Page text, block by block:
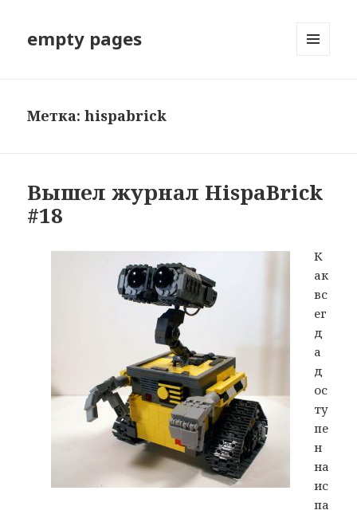
empty pages
Метка: hispabrick
Вышел журнал HispaBrick
#18
К
ак
вс
ег
д
а
д
ос
ту
пе
н
на
ис
па